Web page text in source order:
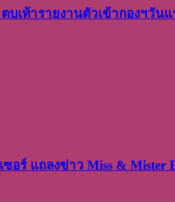
บเท้ารายงานตัวเข้ากองฯวันแ
อร์ แถลงข่าว Miss & Mister